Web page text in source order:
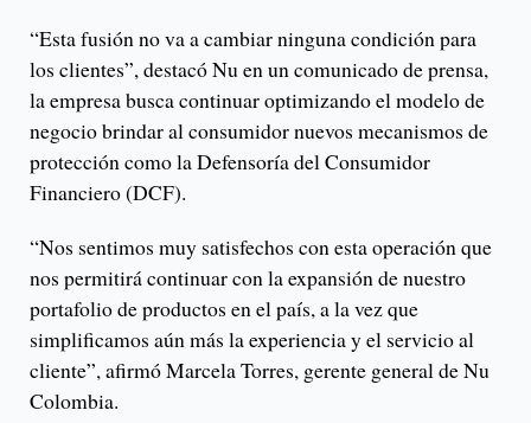
“Esta fusión no va a cambiar ninguna condición para
los clientes”, destacó Nu en un comunicado de prensa,
la empresa busca continuar optimizando el modelo de
negocio brindar al consumidor nuevos mecanismos de
protección como la Defensoría del Consumidor
Financiero (DCF).
“Nos sentimos muy satisfechos con esta operación que
nos permitirá continuar con la expansión de nuestro
portafolio de productos en el país, a la vez que
simplificamos aún más la experiencia y el servicio al
cliente”, afirmó Marcela Torres, gerente general de Nu
Colombia.